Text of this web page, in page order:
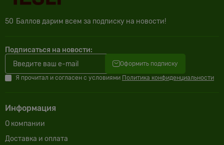
50 Баллов дарим всем за подписку на новости!
Подписаться на новости:
Оформить подписку
Я прочитал и согласен с условиями Политика конфиденциальности
Информация
О компании
Доставка и оплата